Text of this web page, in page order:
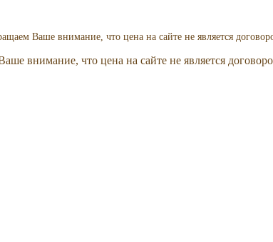
Ваше внимание, что цена на сайте не является
внимание, что цена на сайте не является